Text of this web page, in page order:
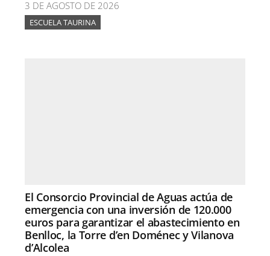
3 DE AGOSTO DE 2026
ESCUELA TAURINA
El Consorcio Provincial de Aguas actúa de
emergencia con una inversión de 120.000
euros para garantizar el abastecimiento en
Benlloc, la Torre d’en Doménec y Vilanova
d’Alcolea